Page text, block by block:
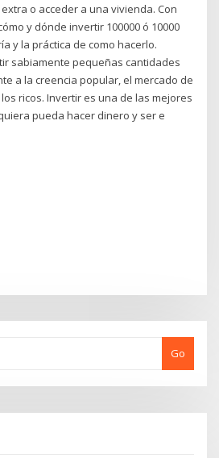
o acceder a una vivienda. Con
y dónde invertir 100000 ó 10000
y la práctica de como hacerlo.
sabiamente pequeñas cantidades
a la creencia popular, el mercado de
ricos. Invertir es una de las mejores
pueda hacer dinero y ser e
Go